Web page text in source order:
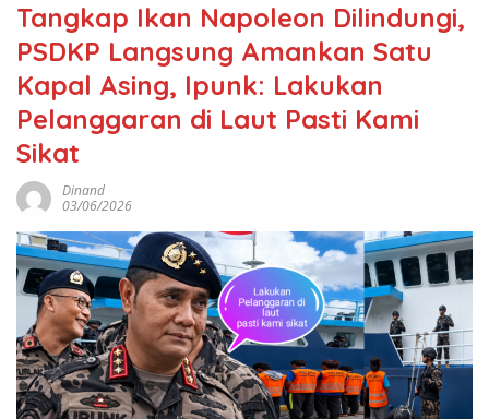
Tangkap Ikan Napoleon Dilindungi,
PSDKP Langsung Amankan Satu
Kapal Asing, Ipunk: Lakukan
Pelanggaran di Laut Pasti Kami
Sikat
Dinand
03/06/2026